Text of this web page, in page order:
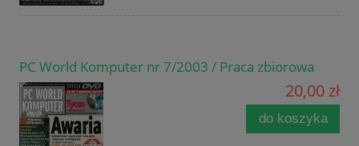
PC World Komputer nr 7/2003 / Praca zbiorowa
20,00 zł
do koszyka